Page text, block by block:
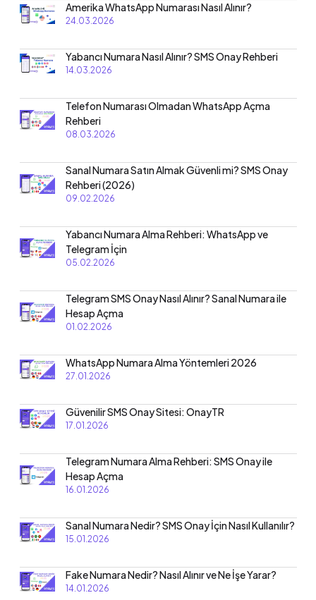
Amerika WhatsApp Numarası Nasıl Alınır?
24.03.2026
Yabancı Numara Nasıl Alınır? SMS Onay Rehberi
14.03.2026
Telefon Numarası Olmadan WhatsApp Açma
Rehberi
08.03.2026
Sanal Numara Satın Almak Güvenli mi? SMS Onay
Rehberi (2026)
09.02.2026
Yabancı Numara Alma Rehberi: WhatsApp ve
Telegram İçin
05.02.2026
Telegram SMS Onay Nasıl Alınır? Sanal Numara ile
Hesap Açma
01.02.2026
WhatsApp Numara Alma Yöntemleri 2026
27.01.2026
Güvenilir SMS Onay Sitesi: OnayTR
17.01.2026
Telegram Numara Alma Rehberi: SMS Onay ile
Hesap Açma
16.01.2026
Sanal Numara Nedir? SMS Onay İçin Nasıl Kullanılır?
15.01.2026
Fake Numara Nedir? Nasıl Alınır ve Ne İşe Yarar?
14.01.2026